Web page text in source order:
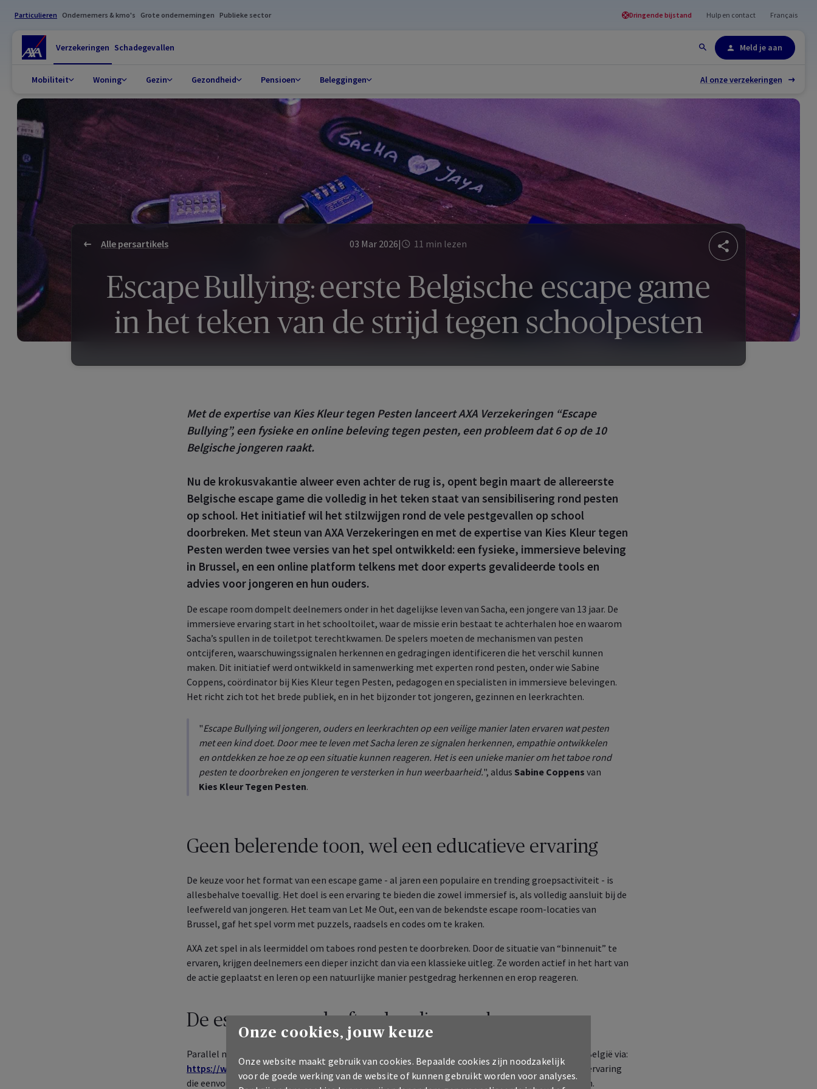
Particulieren Ondernemers & kmo's Grote ondernemingen Publieke sector Dringende bijstand Hulp en contact Français
Verzekeringen Schadegevallen Meld je aan
Mobiliteit Woning Gezin Gezondheid Pensioen Beleggingen Al onze verzekeringen
Alle persartikels 03 Mar 2026| 11 min lezen
Escape Bullying: eerste Belgische escape game
in het teken van de strijd tegen schoolpesten
Met de expertise van Kies Kleur tegen Pesten lanceert AXA Verzekeringen “Escape
Bullying”, een fysieke en online beleving tegen pesten, een probleem dat 6 op de 10
Belgische jongeren raakt.
Nu de krokusvakantie alweer even achter de rug is, opent begin maart de allereerste
Belgische escape game die volledig in het teken staat van sensibilisering rond pesten
op school. Het initiatief wil het stilzwijgen rond de vele pestgevallen op school
doorbreken. Met steun van AXA Verzekeringen en met de expertise van Kies Kleur tegen
Pesten werden twee versies van het spel ontwikkeld: een fysieke, immersieve beleving
in Brussel, en een online platform telkens met door experts gevalideerde tools en
advies voor jongeren en hun ouders.
De escape room dompelt deelnemers onder in het dagelijkse leven van Sacha, een jongere van 13 jaar. De
immersieve ervaring start in het schooltoilet, waar de missie erin bestaat te achterhalen hoe en waarom
Sacha’s spullen in de toiletpot terechtkwamen. De spelers moeten de mechanismen van pesten
ontcijferen, waarschuwingssignalen herkennen en gedragingen identificeren die het verschil kunnen
maken. Dit initiatief werd ontwikkeld in samenwerking met experten rond pesten, onder wie Sabine
Coppens, coördinator bij Kies Kleur tegen Pesten, pedagogen en specialisten in immersieve belevingen.
Het richt zich tot het brede publiek, en in het bijzonder tot jongeren, gezinnen en leerkrachten.
"Escape Bullying wil jongeren, ouders en leerkrachten op een veilige manier laten ervaren wat pesten
met een kind doet. Door mee te leven met Sacha leren ze signalen herkennen, empathie ontwikkelen
en ontdekken ze hoe ze op een situatie kunnen reageren. Het is een unieke manier om het taboe rond
pesten te doorbreken en jongeren te versterken in hun weerbaarheid.", aldus Sabine Coppens van
Kies Kleur Tegen Pesten.
Geen belerende toon, wel een educatieve ervaring
De keuze voor het format van een escape game - al jaren een populaire en trending groepsactiviteit - is
allesbehalve toevallig. Het doel is een ervaring te bieden die zowel immersief is, als volledig aansluit bij de
leefwereld van jongeren. Het team van Let Me Out, een van de bekendste escape room-locaties van
Brussel, gaf het spel vorm met puzzels, raadsels en codes om te kraken.
AXA zet spel in als leermiddel om taboes rond pesten te doorbreken. Door de situatie van “binnenuit” te
ervaren, krijgen deelnemers een dieper inzicht dan via een klassieke uitleg. Ze worden actief in het hart van
de actie geplaatst en leren op een natuurlijke manier pestgedrag herkennen en erop reageren.
De escape game leeft ook online verder
Parallel met de fysieke ervaring lanceert AXA ook een digitale escape game, toegankelijk in heel België via:
https://www.escapebullying.be/
. Het online spel biedt scholen en gezinnen een interactieve ervaring
die eenvoudig kan worden geïntegreerd in pedagogische activiteiten of klas- en gezinsgesprekken.
Onze cookies, jouw keuze
Onze website maakt gebruik van cookies. Bepaalde cookies zijn noodzakelijk
voor de goede werking van de website of kunnen gebruikt worden voor analyses.